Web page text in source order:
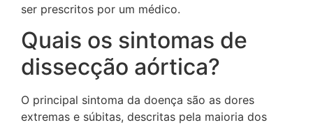
ser prescritos por um médico.
Quais os sintomas de
dissecção aórtica?
O principal sintoma da doença são as dores
extremas e súbitas, descritas pela maioria dos